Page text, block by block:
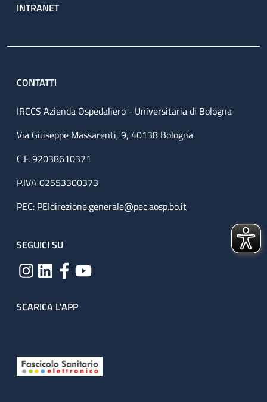
INTRANET
CONTATTI
IRCCS Azienda Ospedaliero - Universitaria di Bologna
Via Giuseppe Massarenti, 9, 40138 Bologna
C.F. 92038610371
P.IVA 02553300373
PEC: PEIdirezione.generale@pec.aosp.bo.it
SEGUICI SU
SCARICA L'APP